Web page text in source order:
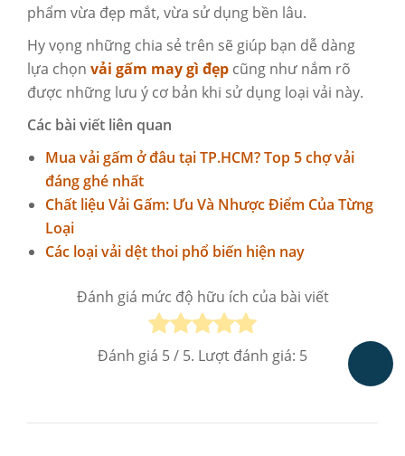
phẩm vừa đẹp mắt, vừa sử dụng bền lâu.
Hy vọng những chia sẻ trên sẽ giúp bạn dễ dàng
lựa chọn vải gấm may gì đẹp cũng như nắm rõ
được những lưu ý cơ bản khi sử dụng loại vải này.
Các bài viết liên quan
Mua vải gấm ở đâu tại TP.HCM? Top 5 chợ vải
đáng ghé nhất
Chất liệu Vải Gấm: Ưu Và Nhược Điểm Của Từng
Loại
Các loại vải dệt thoi phổ biến hiện nay
Đánh giá mức độ hữu ích của bài viết
Đánh giá 5/ 5. Lượt đánh giá: 5